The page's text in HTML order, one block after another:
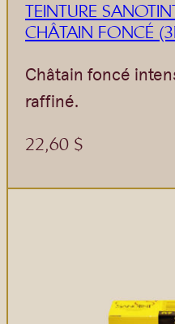
TEINTURE
CHÂTAIN FONCÉ
Châtain foncé
raffiné.
22,60 $